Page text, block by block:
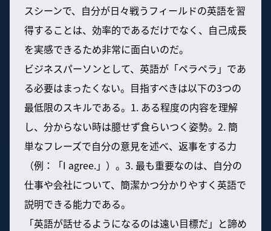
スシーンで、自分が日々戦うフィールドの英語を習
得することは、効率的であるだけでなく、自己成長
を実感できるため非常に面白いのだ。
ビジネスパーソンとして、英語が「ペラペラ」であ
る必要はまったくない。目指すべきは以下の3つの
最低限のスキルである。1. ある程度の内容を理解
し、分からない時は臆せず食らいつく姿勢。2. 簡
単なフレーズで自分の意見を述べ、返事をする力
（例：「I agree.」）。3. 最も重要なのは、自分の
仕事や会社について、簡潔かつ分かりやすく英語で
説明できる能力である。
「英語が話せるようになるのは遠い目標だ」と諦め